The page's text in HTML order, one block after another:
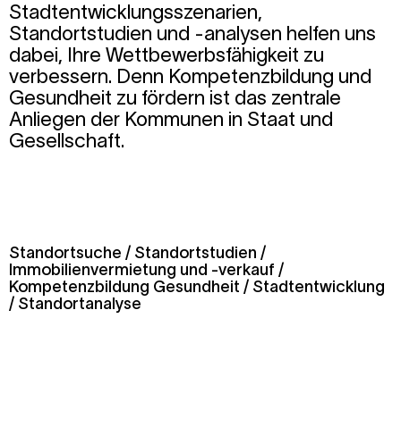
Stadtentwicklungsszenarien,
Standortstudien und -analysen helfen uns
dabei, Ihre Wettbewerbsfähigkeit zu
verbessern. Denn Kompetenzbildung und
Gesundheit zu fördern ist das zentrale
Anliegen der Kommunen in Staat und
Gesellschaft.
Standortsuche / Standortstudien /
Immobilienvermietung und -verkauf /
Kompetenzbildung Gesundheit / Stadtentwicklung
/ Standortanalyse